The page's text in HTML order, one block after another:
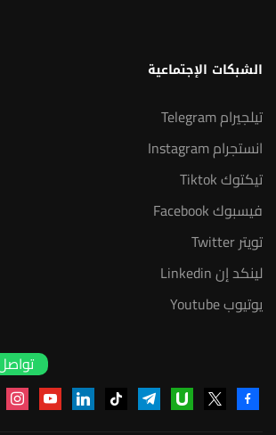
الشبكات الإجتماعية
تيلجيرام Telegram
انستجرام Instagram
تيكتوك Tiktok
فيسبوك Facebook
تويتر Twitter
لينكد إن Linkedin
يوتيوب Youtube
facebook-
x
udemy
telegram
tiktok
linkedin
youtube